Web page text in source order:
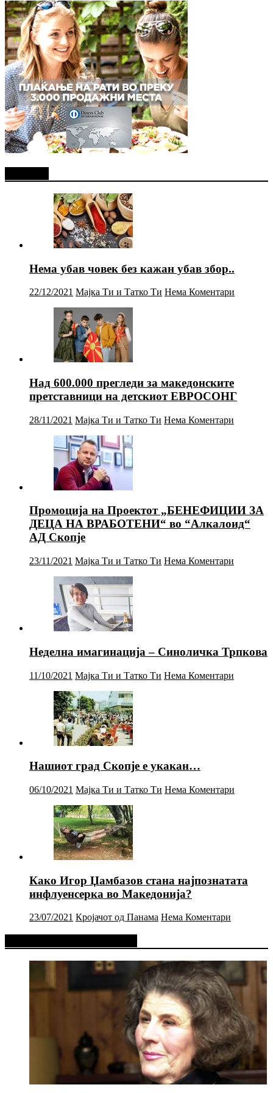
Нема убав човек без кажан убав збор..
22/12/2021 Мајка Ти и Татко Ти Нема Коментари
Над 600.000 прегледи за македонските
претставници на детскиот ЕВРОСОНГ
28/11/2021 Мајка Ти и Татко Ти Нема Коментари
Промоција на Проектот „БЕНЕФИЦИИ ЗА
ДЕЦА НА ВРАБОТЕНИ“ во “Алкалоид“
АД Скопје
23/11/2021 Мајка Ти и Татко Ти Нема Коментари
Неделна имагинација – Синоличка Трпкова
11/10/2021 Мајка Ти и Татко Ти Нема Коментари
Нашиот град Скопје е укакан…
06/10/2021 Мајка Ти и Татко Ти Нема Коментари
Како Игор Џамбазов стана најпознатата
инфлуенсерка во Македонија?
23/07/2021 Кројачот од Панама Нема Коментари